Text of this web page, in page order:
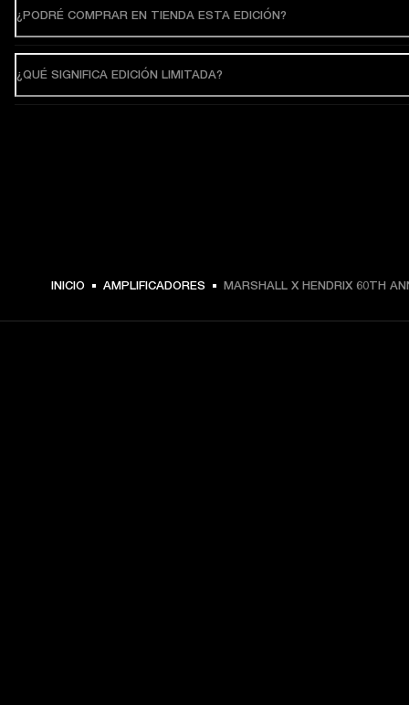
¿PODRÉ COMPRAR EN TIENDA ESTA EDICIÓN?
¿QUÉ SIGNIFICA EDICIÓN LIMITADA?
INICIO AMPLIFICADORES MARSHALL X HENDRIX 60TH